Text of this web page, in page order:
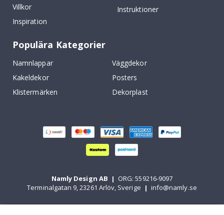
Villkor
Inspiration
Instruktioner
Populära Kategorier
Namnlappar
Väggdekor
Kakeldekor
Posters
Klistermärken
Dekorplast
Namly Design AB | ORG: 559216-9097
Terminalgatan 9, 23261 Arlöv, Sverige | info@namly.se